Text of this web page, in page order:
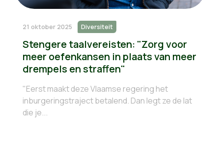
21 oktober 2025 Diversiteit
Stengere taalvereisten: "Zorg voor
meer oefenkansen in plaats van meer
drempels en straffen"
"Eerst maakt deze Vlaamse regering het
inburgeringstraject betalend. Dan legt ze de lat
die je...